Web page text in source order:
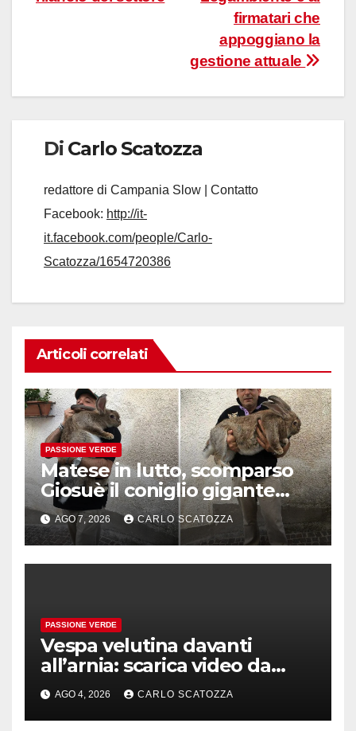
firmatari che
appoggiano la
gestione attuale
Di Carlo Scatozza
redattore di Campania Slow | Contatto
Facebook: http://it-
it.facebook.com/people/Carlo-
Scatozza/1654720386
Articoli correlati
PASSIONE VERDE
Matese in lutto, scomparso
Giosuè il coniglio gigante
pluripremiato
AGO 7, 2026 CARLO SCATOZZA
PASSIONE VERDE
Vespa velutina davanti
all’arnia: scarica video da
TikTok prima che il post
sparisca
AGO 4, 2026 CARLO SCATOZZA